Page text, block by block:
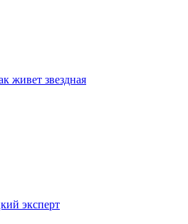
живет звездная
эксперт